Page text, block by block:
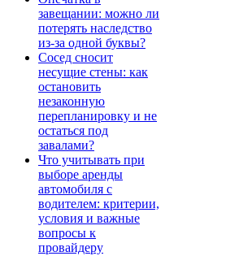
завещании: можно ли
потерять наследство
из-за одной буквы?
Сосед сносит
несущие стены: как
остановить
незаконную
перепланировку и не
остаться под
завалами?
Что учитывать при
выборе аренды
автомобиля с
водителем: критерии,
условия и важные
вопросы к
провайдеру